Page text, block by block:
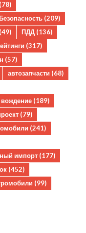
(78)
(209)
(49) ПДД (136)
(317)
(57)
автозапчасти (68)
вождение (189)
(79)
(241)
импорт (177)
(452)
(99)